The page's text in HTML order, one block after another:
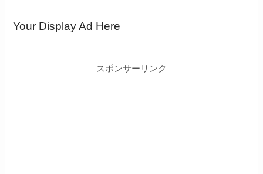
Your Display Ad Here
スポンサーリンク